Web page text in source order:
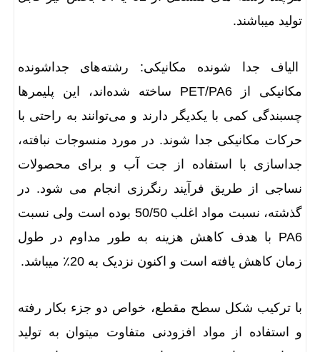
تولید میباشند.
الیاف جدا شونده مکانیکی: رشته‌های جداشونده
مکانیکی از PET/PA6 ساخته شده‌اند، این پلیمرها
چسبندگی کمی با یکدیگر دارند و می‌توانند به راحتی با
حرکات مکانیکی جدا شوند. در مورد منسوجات نبافته،
جداسازی با استفاده از جت آب و برای محصولات
نساجی از طریق فرآیند رنگرزی انجام می شود. در
گذشته، نسبت مواد اغلب 50/50 بوده است ولی نسبت
PA6 با هدف کاهش هزینه به طور مداوم در طول
زمان کاهش یافته است و اکنون نزدیک به 20٪ میباشد.
با ترکیب شکل سطح مقطع، خواص دو جزء بکار رفته
و استفاده از مواد افزودنی متفاوت میتوان به تولید